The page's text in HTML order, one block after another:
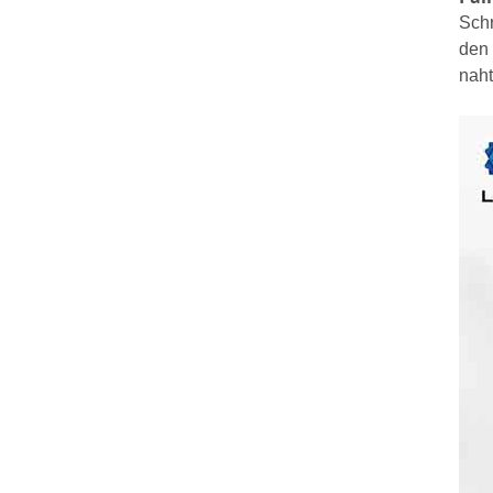
den